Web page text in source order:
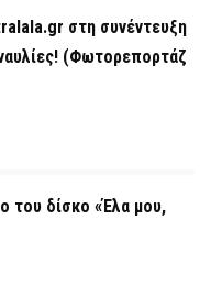
στη συνέντευξη
(Φωτορεπορτάζ
του δίσκο «Έλα μου,